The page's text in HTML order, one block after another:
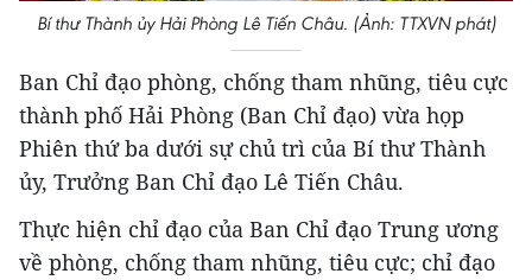
Bí thư Thành ủy Hải Phòng Lê Tiến Châu. (Ảnh: TTXVN phát)
Ban Chỉ đạo phòng, chống tham nhũng, tiêu cực
thành phố Hải Phòng (Ban Chỉ đạo) vừa họp
Phiên thứ ba dưới sự chủ trì của Bí thư Thành
ủy, Trưởng Ban Chỉ đạo Lê Tiến Châu.
Thực hiện chỉ đạo của Ban Chỉ đạo Trung ương
về phòng, chống tham nhũng, tiêu cực; chỉ đạo